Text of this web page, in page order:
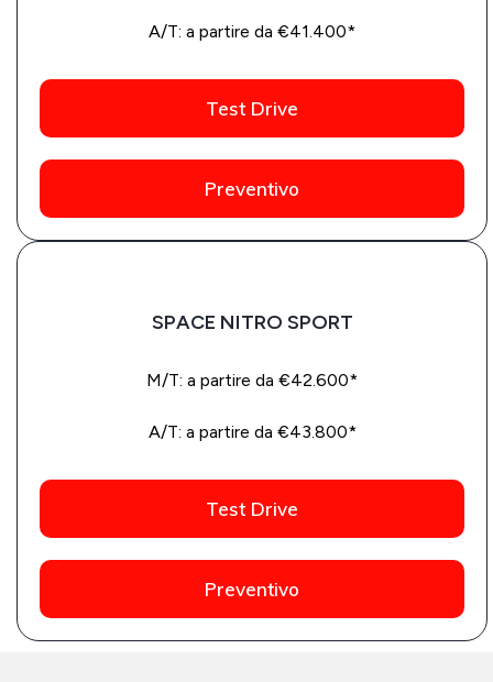
A/T: a partire da €41.400*
Test Drive
Preventivo
SPACE NITRO SPORT
M/T: a partire da €42.600*
A/T: a partire da €43.800*
Test Drive
Preventivo